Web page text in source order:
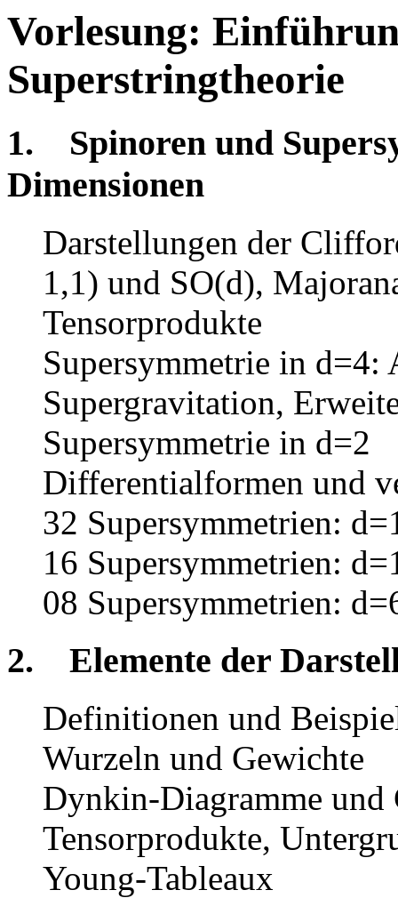
Vorlesung:
Superstringtheorie
1. Spinoren und
Dimensionen
Darstellungen der
1,1) und SO(d),
Tensorprodukte
Supersymmetrie in
Supergravitation,
Supersymmetrie in d=2
Differentialformen und
32 Supersymmetrien:
16 Supersymmetrien:
08 Supersymmetrien:
2. Elemente der
Definitionen und
Wurzeln und Gewichte
Dynkin-Diagramme und
Tensorprodukte,
Young-Tableaux